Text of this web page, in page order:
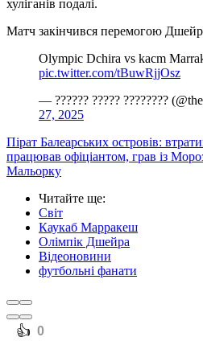
хуліганів подалі.
Матч закінчився перемогою
Olympic Dchira vs kacm
pic.twitter.com/tBuwRjjOsz
— ?????? ????? ????????
27, 2025
Пірат Балеарських островів:
працював офіціантом, грав із
Мальорку
Читайте ще:
Світ
Каукаб Марракеш
Олімпік Дшейра
Відеоновини
футбольні фанати
️👍 0